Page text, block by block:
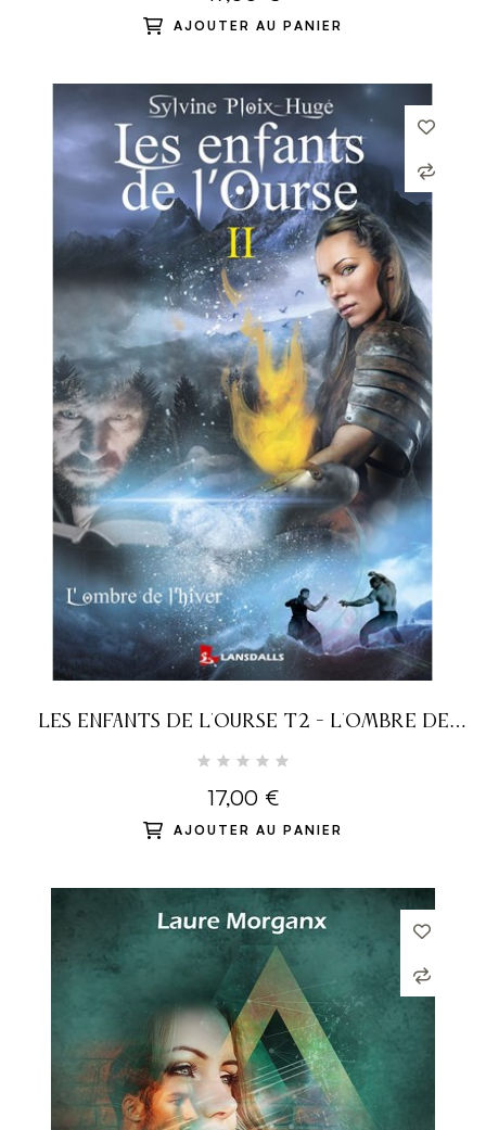
AJOUTER AU PANIER
LES ENFANTS DE L'OURSE T2 - L'OMBRE DE
17,00 €
AJOUTER AU PANIER